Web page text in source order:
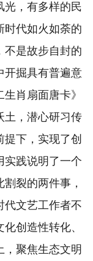
，有多样的民
时代如火如荼的
不是故步自封的
开掘具有普遍意
肖扇面唐卡》
土，潜心研习传
下，实现了创
实践说明了一个
裂的两件事，
代文艺工作者不
创造性转化、
聚焦生态文明